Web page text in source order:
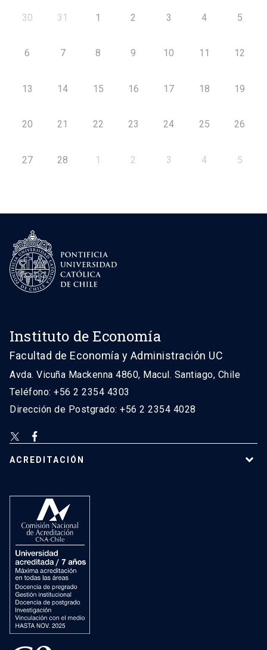
30 31 1 2 3 4 5
6 7 8 9 10 11 12
13 14 15 16 17 18 19
20 21 22 23 24 25 26
27 28 1 2 3 4 5
Instituto de Economía
Facultad de Economía y Administración UC
Avda. Vicuña Mackenna 4860, Macul. Santiago, Chile
Teléfono: +56 2 2354 4303
Dirección de Postgrado: +56 2 2354 4028
ACREDITACIÓN